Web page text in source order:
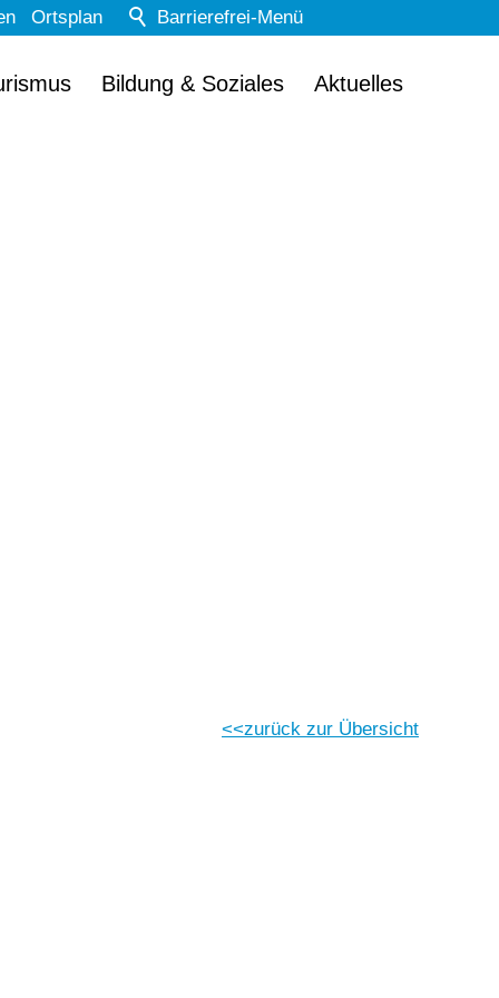
Barrierefrei-Menü
Schrift
Ortsplan
Bildung & Soziales Aktuelles
zurück zur Übersicht